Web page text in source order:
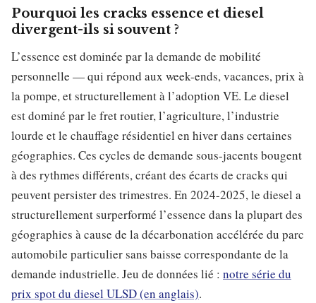
Pourquoi les cracks essence et diesel
divergent-ils si souvent ?
L’essence est dominée par la demande de mobilité
personnelle — qui répond aux week-ends, vacances, prix à
la pompe, et structurellement à l’adoption VE. Le diesel
est dominé par le fret routier, l’agriculture, l’industrie
lourde et le chauffage résidentiel en hiver dans certaines
géographies. Ces cycles de demande sous-jacents bougent
à des rythmes différents, créant des écarts de cracks qui
peuvent persister des trimestres. En 2024-2025, le diesel a
structurellement surperformé l’essence dans la plupart des
géographies à cause de la décarbonation accélérée du parc
automobile particulier sans baisse correspondante de la
demande industrielle. Jeu de données lié : notre série du
prix spot du diesel ULSD (en anglais).